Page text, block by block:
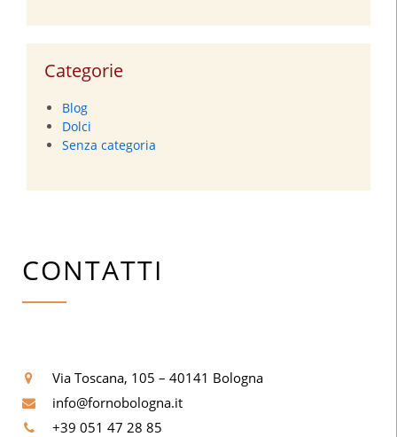
Categorie
Blog
Dolci
Senza categoria
CONTATTI
Via Toscana, 105 – 40141 Bologna
info@fornobologna.it
+39 051 47 28 85